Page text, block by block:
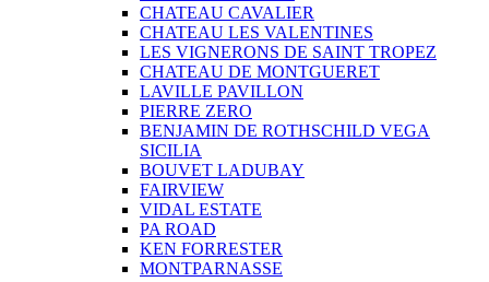
CHATEAU CAVALIER
CHATEAU LES VALENTINES
LES VIGNERONS DE SAINT TROPEZ
CHATEAU DE MONTGUERET
LAVILLE PAVILLON
PIERRE ZERO
BENJAMIN DE ROTHSCHILD VEGA
SICILIA
BOUVET LADUBAY
FAIRVIEW
VIDAL ESTATE
PA ROAD
KEN FORRESTER
MONTPARNASSE